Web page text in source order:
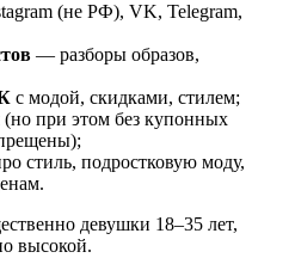
(не РФ), VK, Telegram,
— разборы образов,
с модой, скидками, стилем;
(но при этом без купонных
стиль, подростковую моду,
девушки 18–35 лет,
высокой.